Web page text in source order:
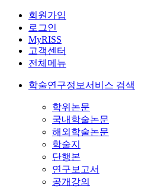
회원가입
로그인
MyRISS
고객센터
전체메뉴
학술연구정보서비스 검색
학위논문
국내학술논문
해외학술논문
학술지
단행본
연구보고서
공개강의